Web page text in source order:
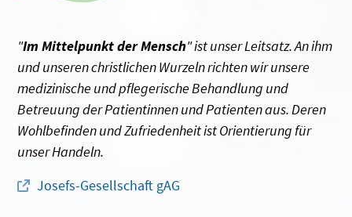
"Im Mittelpunkt der Mensch" ist unser Leitsatz. An ihm
und unseren christlichen Wurzeln richten wir unsere
medizinische und pflegerische Behandlung und
Betreuung der Patientinnen und Patienten aus. Deren
Wohlbefinden und Zufriedenheit ist Orientierung für
unser Handeln.
Josefs-Gesellschaft gAG